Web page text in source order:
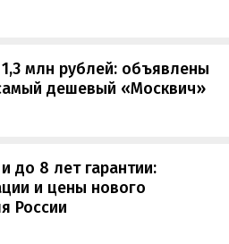
млн рублей: объявлены
дешевый «Москвич»
до 8 лет гарантии:
и цены нового
России